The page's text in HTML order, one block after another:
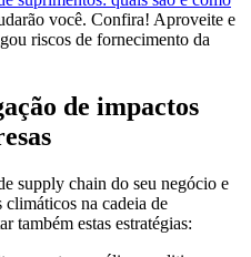
você. Confira! Aproveite e
riscos de fornecimento da
de impactos
supply chain do seu negócio e
na cadeia de
também estas estratégias: